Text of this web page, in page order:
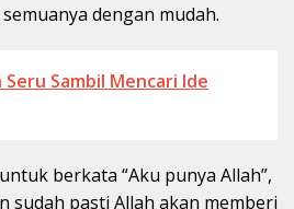
dengan mudah.
Seru Sambil Mencari Ide
berkata “Aku punya Allah”,
sudah pasti Allah akan memberi